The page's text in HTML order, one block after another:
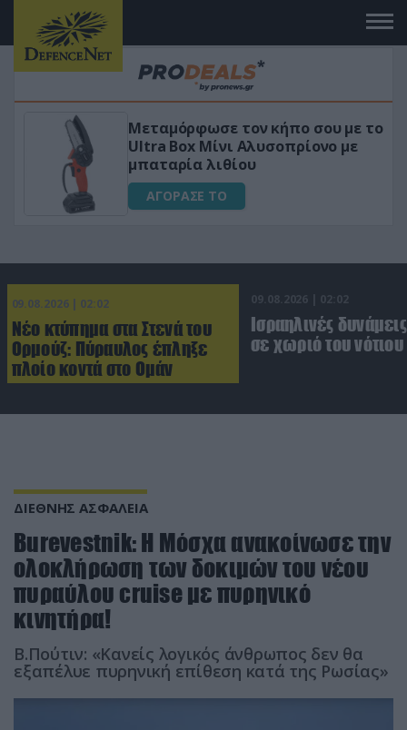
«Μαγική» φόρμουλα τριβόλι + VIP
για αύξηση της λίμπιντο
ΑΓΟΡΑΣΕ ΤΟ
09.08.2026 | 02:02
Νέο κτύπημα στα Στενά του
Ορμούζ: Πύραυλος έπληξε
πλοίο κοντά στο Ομάν
09.08.2026 | 02:02
Ισραηλινές
σε χωριό του
ΔΙΕΘΝΗΣ ΑΣΦΑΛΕΙΑ
Burevestnik: Η Μόσχα ανακοίνωσε την
ολοκλήρωση των δοκιμών του νέου
πυραύλου cruise με πυρηνικό
κινητήρα!
Β.Πούτιν: «Κανείς λογικός άνθρωπος δεν θα
εξαπέλυε πυρηνική επίθεση κατά της Ρωσίας»